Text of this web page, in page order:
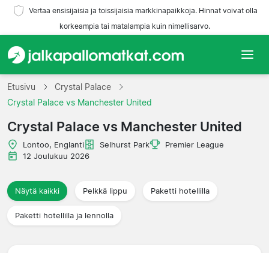
Vertaa ensisijaisia ja toissijaisia markkinapaikkoja. Hinnat voivat olla
korkeampia tai matalampia kuin nimellisarvo.
Etusivu
Liigat
Etusivu
Crystal Palace
Crystal Palace vs Manchester United
Crystal Palace vs Manchester United
Lontoo, Englanti Selhurst Park
Premier League
12 Joulukuu 2026
Näytä kaikki Pelkkä lippu Paketti hotellilla
Paketti hotellilla ja lennolla